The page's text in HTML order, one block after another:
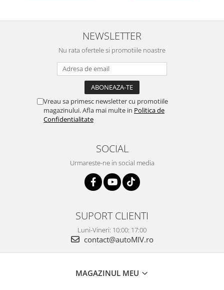
NEWSLETTER
Nu rata ofertele si promotiile noastre
Vreau sa primesc newsletter cu promotiile
magazinului. Afla mai multe in Politica de
Confidentialitate
SOCIAL
Urmareste-ne in social media
SUPORT CLIENTI
Luni-Vineri: 10:00: 17:00
contact@autoMIV.ro
MAGAZINUL MEU